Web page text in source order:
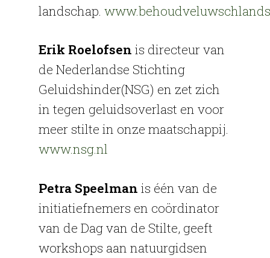
landschap.
Erik Roelofsen is directeur van
de Nederlandse Stichting
Geluidshinder(NSG) en zet zich
in tegen geluidsoverlast en voor
meer stilte in onze maatschappij.
www.nsg.nl
Petra Speelman is één van de
initiatiefnemers en coördinator
van de Dag van de Stilte, geeft
workshops aan natuurgidsen